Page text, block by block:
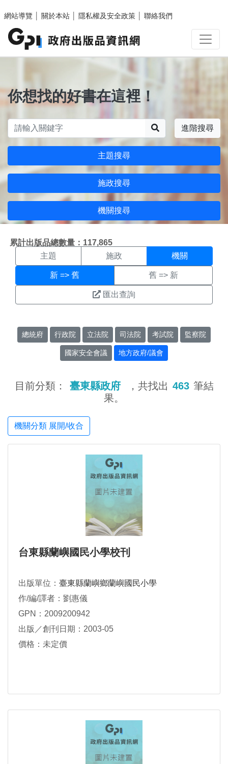
網站導覽
關於本站 隱私權及安全政策 聯絡我們
你想找的好書在這裡！
進階搜尋
主題搜尋
施政搜尋
機關搜尋
累計出版品總數量：117,865
機關搜尋結果頁面
主題 施政 機關
新 => 舊 舊 => 新
匯出查詢
總統府 行政院 立法院 司法院 考試院 監察院
國家安全會議 地方政府/議會
目前分類： 臺東縣政府 ，共找出 463 筆結
果。
機關分類 展開/收合
台東縣蘭嶼國民小學校刊
出版單位： 臺東縣蘭嶼鄉蘭嶼國民小學
作/編/譯者：劉惠儀
GPN：2009200942
出版／創刊日期：2003-05
價格：未定價